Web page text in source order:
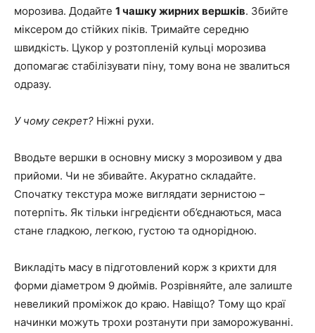
морозива. Додайте 1 чашку жирних вершків. Збийте
міксером до стійких піків. Тримайте середню
швидкість. Цукор у розтопленій кульці морозива
допомагає стабілізувати піну, тому вона не звалиться
одразу.
У чому секрет? Ніжні рухи.
Вводьте вершки в основну миску з морозивом у два
прийоми. Чи не збивайте. Акуратно складайте.
Спочатку текстура може виглядати зернистою –
потерпіть. Як тільки інгредієнти об’єднаються, маса
стане гладкою, легкою, густою та однорідною.
Викладіть масу в підготовлений корж з крихти для
форми діаметром 9 дюймів. Розрівняйте, але залиште
невеликий проміжок до краю. Навіщо? Тому що краї
начинки можуть трохи розтанути при заморожуванні.